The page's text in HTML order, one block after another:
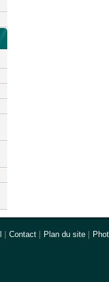
Contact Plan du site